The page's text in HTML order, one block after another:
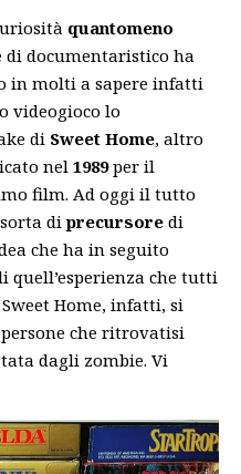
quantomeno
di documentaristico ha
in molti a sapere infatti
videogioco lo
di Sweet Home, altro
nel 1989per il
film. Ad oggi il tutto
sorta diprecursore di
che ha in seguito
quell’esperienza che tutti
Home, infatti, si
che ritrovatisi
dagli zombie. Vi